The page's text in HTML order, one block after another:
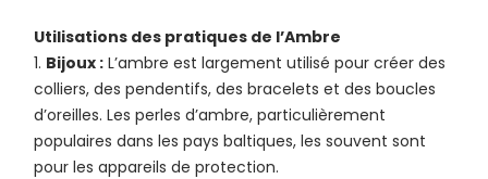
Utilisations des pratiques de l’Ambre
Bijoux : L’ambre est largement utilisé pour créer des
colliers, des pendentifs, des bracelets et des boucles
d’oreilles. Les perles d’ambre, particulièrement
populaires dans les pays baltiques, les souvent sont
pour les appareils de protection.